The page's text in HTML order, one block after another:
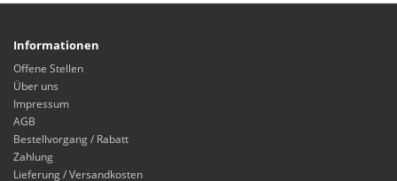
Informationen
Offene Stellen
Über uns
Impressum
AGB
Bestellvorgang / Rabatt
Zahlung
Lieferung / Versandkosten